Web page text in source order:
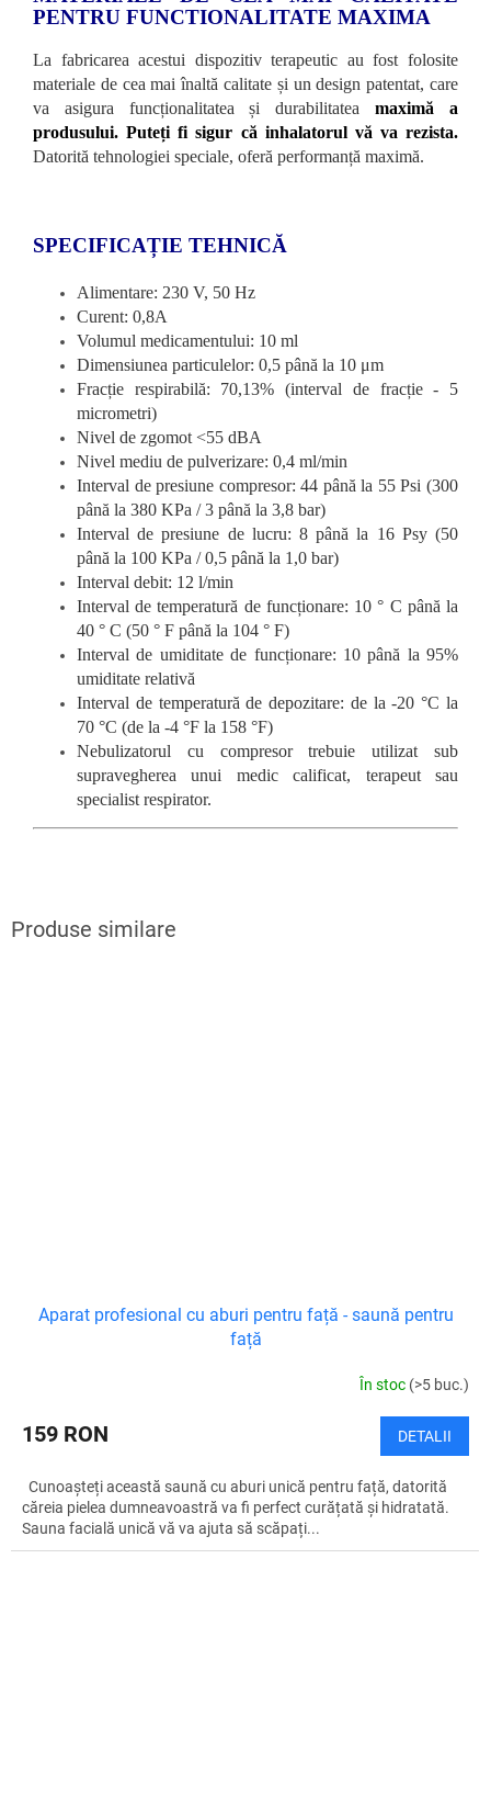
PENTRU FUNCTIONALITATE MAXIMA
La fabricarea acestui dispozitiv terapeutic au fost folosite
materiale de cea mai înaltă calitate și un design patentat, care
va asigura funcționalitatea și durabilitateamaximă a
produsului. Puteți fi sigur că inhalatorul vă va rezista.
Datorită tehnologiei speciale, oferă performanță maximă.
SPECIFICAȚIE TEHNICĂ
Alimentare: 230 V, 50 Hz
Curent: 0,8A
Volumul medicamentului: 10 ml
Dimensiunea particulelor: 0,5 până la 10 μm
Fracție respirabilă: 70,13% (interval de fracție - 5
micrometri)
Nivel de zgomot <55 dBA
Nivel mediu de pulverizare: 0,4 ml/min
Interval de presiune compresor: 44 până la 55 Psi (300
până la 380 KPa / 3 până la 3,8 bar)
Interval de presiune de lucru: 8 până la 16 Psy (50
până la 100 KPa / 0,5 până la 1,0 bar)
Interval debit: 12 l/min
Interval de temperatură de funcționare: 10 ° C până la
40 ° C (50 ° F până la 104 ° F)
Interval de umiditate de funcționare: 10 până la 95%
umiditate relativă
Interval de temperatură de depozitare: de la -20 °C la
70 °C (de la -4 °F la 158 °F)
Nebulizatorul cu compresor trebuie utilizat sub
supravegherea unui medic calificat, terapeut sau
specialist respirator.
Aparat profesional cu aburi pentru față - saună pentru
față
În stoc (>5 buc.)
159 RON DETALII
Cunoașteți această saună cu aburi unică pentru față, datorită
căreia pielea dumneavoastră va fi perfect curățată și hidratată.
Sauna facială unică vă va ajuta să scăpați...